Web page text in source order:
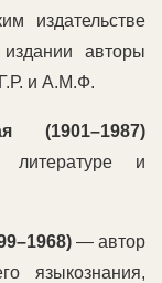
издательстве
авторы
и А.М.Ф.
(1901–1987)
литературе и
— автор
языкознания,